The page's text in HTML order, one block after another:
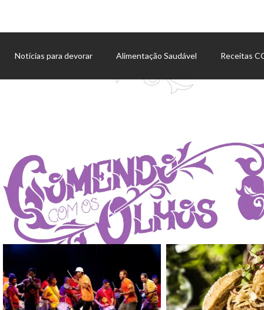
Notícias para devorar Alimentação Saudável Receitas